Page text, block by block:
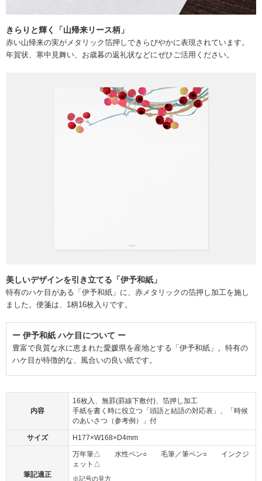
きらりと輝く「山帰来リース柄」
赤い山帰来の実がメタリック箔押しできらびやかに表現されています。
年賀状、寒中見舞い、お歳暮の返礼状などにぜひご活用ください。
美しいデザインを引き立てる「伊予和紙」
特有のハケ目がある「伊予和紙」に、赤メタリックの箔押し加工を施し
ました。便箋は、1柄16枚入りです。
ー 伊予和紙 ハケ目について ー
豊富で良質な水に恵まれた愛媛県を産地とする「伊予和紙」。特有の
ハケ目が特徴的な、風合いの良い紙です。
内容
16枚入、無罫(罫線下敷付)、箔押し加工
手紙を書く時に役立つ「頭語と結語の対応表」、「時候
のあいさつ（参考例）」付
サイズ H177×W168×D4mm
筆記適正
万年筆△ 水性ペン○ 毛筆／筆ペン○ インクジ
ェット△
※記号の見方